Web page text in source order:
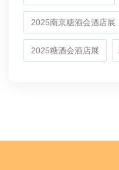
2025南京糖酒会酒店展
2025糖酒会酒店展